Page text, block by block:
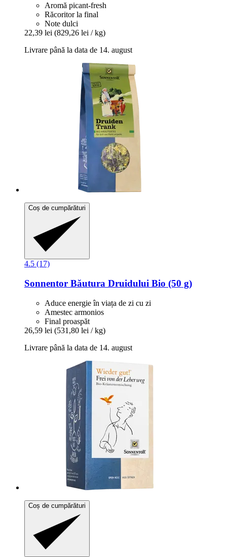
Aromă picant-fresh
Răcoritor la final
Note dulci
22,39 lei (829,26 lei / kg)
Livrare până la data de 14. august
Coș de cumpărături
4.5 (17)
Sonnentor Băutura Druidului Bio (50 g)
Aduce energie în viața de zi cu zi
Amestec armonios
Final proaspăt
26,59 lei (531,80 lei / kg)
Livrare până la data de 14. august
Coș de cumpărături